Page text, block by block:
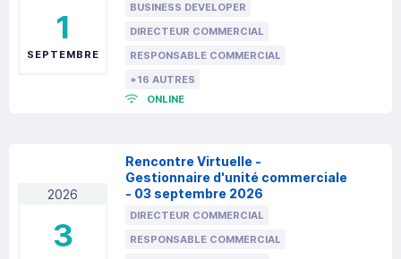
1
SEPTEMBRE
BUSINESS DEVELOPER
DIRECTEUR COMMERCIAL
RESPONSABLE COMMERCIAL
+16 AUTRES
ONLINE
2026
3
Rencontre Virtuelle -
Gestionnaire d'unité commerciale
- 03 septembre 2026
DIRECTEUR COMMERCIAL
RESPONSABLE COMMERCIAL